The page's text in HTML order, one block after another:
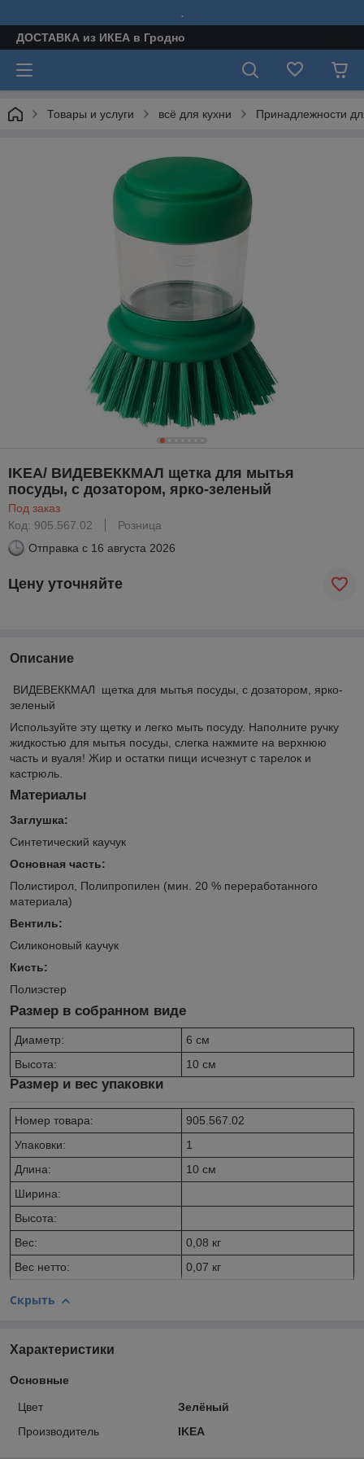
.
ДОСТАВКА из ИКЕА в Гродно
Товары и услуги всё для кухни Принадлежности
IKEA/ ВИДЕВЕККМАЛ щетка для мытья
посуды, с дозатором, ярко-зеленый
Под заказ
Код: 905.567.02
Розница
Отправка с 16 августа 2026
Цену уточняйте
Описание
ВИДЕВЕККМАЛ щетка для мытья посуды, с дозатором, ярко-
зеленый
Используйте эту щетку и легко мыть посуду. Наполните ручку
жидкостью для мытья посуды, слегка нажмите на верхнюю
часть и вуаля! Жир и остатки пищи исчезнут с тарелок и
кастрюль.
Материалы
Заглушка:
Синтетический каучук
Основная часть:
Полистирол, Полипропилен (мин. 20 % переработанного
материала)
Вентиль:
Силиконовый каучук
Кисть:
Полиэстер
Размер в собранном виде
Диаметр:
6 см
Высота:
10 см
Размер и вес упаковки
Номер товара:
905.567.02
Упаковки:
1
Длина:
10 см
Ширина:
Высота:
Вес:
0,08 кг
Вес нетто:
0,07 кг
Скрыть
Характеристики
Основные
Цвет
Зелёный
Производитель
IKEA